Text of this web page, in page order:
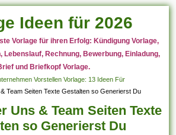
Ideen für 2026
Vorlage für ihren Erfolg: Kündigung Vorlage,
Lebenslauf, Rechnung, Bewerbung, Einladung,
und Briefkopf Vorlage.
Vorstellen Vorlage: 13 Ideen Für
Team Seiten Texte Gestalten so Generierst Du
Uns & Team Seiten Texte
so Generierst Du